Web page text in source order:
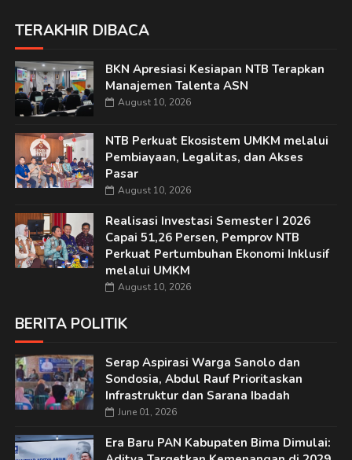
TERAKHIR DIBACA
BKN Apresiasi Kesiapan NTB Terapkan
Manajemen Talenta ASN
August 10, 2026
NTB Perkuat Ekosistem UMKM melalui
Pembiayaan, Legalitas, dan Akses
Pasar
August 10, 2026
Realisasi Investasi Semester I 2026
Capai 51,26 Persen, Pemprov NTB
Perkuat Pertumbuhan Ekonomi Inklusif
melalui UMKM
August 10, 2026
BERITA POLITIK
Serap Aspirasi Warga Sanolo dan
Sondosia, Abdul Rauf Prioritaskan
Infrastruktur dan Sarana Ibadah
June 01, 2026
Era Baru PAN Kabupaten Bima Dimulai: